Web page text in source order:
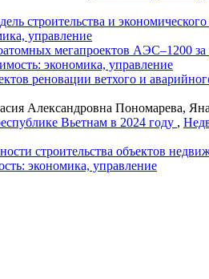
строительства и
управление
мегапроектов АЭС–1200
экономика, управление
реновации ветхого и
Александровна Пономарева,
Вьетнам в 2024 году ,
строительства объектов
экономика, управление